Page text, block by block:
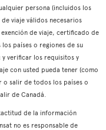
persona (incluidos los
viaje válidos necesarios
de viaje, certificado de
países o regiones de su
verificar los requisitos y
con usted pueda tener (como
salir de todos los países o
de Canadá.
de la información
no es responsable de